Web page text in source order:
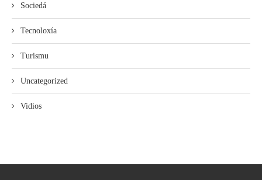
Sociedá
Tecnoloxía
Turismu
Uncategorized
Vidios